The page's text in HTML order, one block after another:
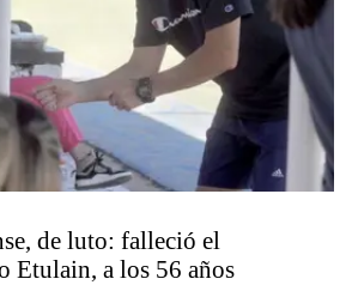
de luto: falleció el
Etulain, a los 56 años